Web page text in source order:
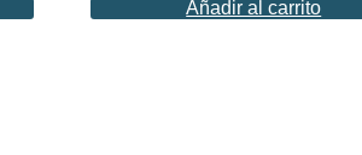
Añadir al carrito